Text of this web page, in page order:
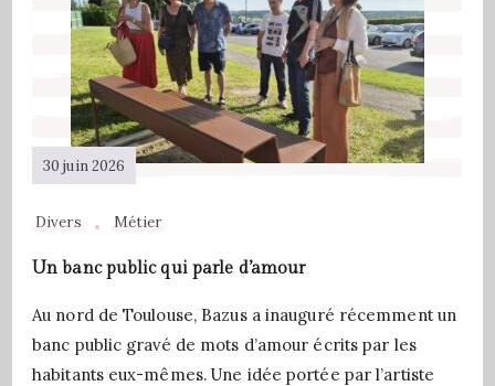
30 juin 2026
Divers Métier
Un banc public qui parle d’amour
Au nord de Toulouse, Bazus a inauguré récemment un
banc public gravé de mots d’amour écrits par les
habitants eux-mêmes. Une idée portée par l’artiste